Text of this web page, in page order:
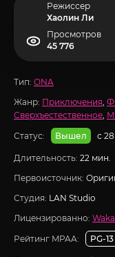
Режиссер
Хаолин Ли
Просмотров
45 776
Тип: ONA
Жанр: Приключения,
Сверхъестественное,
Статус:
Вышел с
Длительность: 22 мин.
Первоисточник:
Студия: LAN Studio
Лицензированно:
Рейтинг MPAA:
PG-13